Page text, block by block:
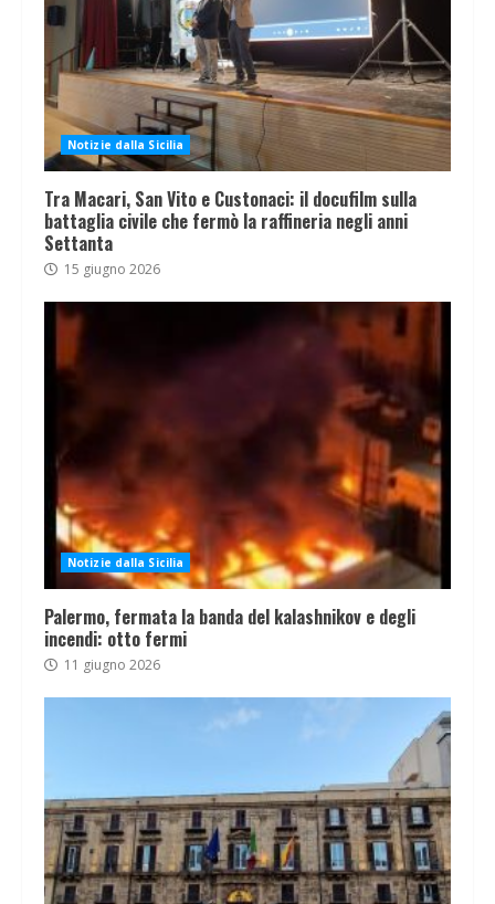
Notizie dalla Sicilia
Tra Macari, San Vito e Custonaci: il docufilm sulla
battaglia civile che fermò la raffineria negli anni
Settanta
15 giugno 2026
Notizie dalla Sicilia
Palermo, fermata la banda del kalashnikov e degli
incendi: otto fermi
11 giugno 2026